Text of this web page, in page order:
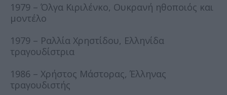
1979 – Όλγα Κιριλένκο, Ουκρανή ηθοποιός και
μοντέλο
1979 – Ραλλία Χρηστίδου, Ελληνίδα
τραγουδίστρια
1986 – Χρήστος Μάστορας, Έλληνας
τραγουδιστής